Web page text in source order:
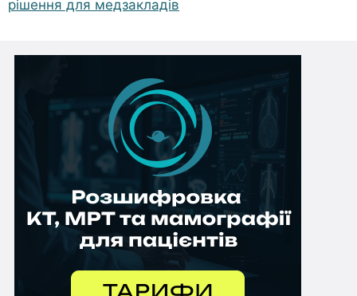
рішення для медзакладів